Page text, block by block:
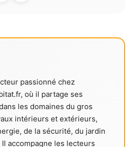
passionné chez
où il partage ses
les domaines du gros
intérieurs et extérieurs,
de la sécurité, du jardin
accompagne les lecteurs